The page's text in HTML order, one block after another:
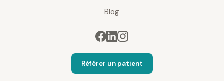
Blog
Référer un patient